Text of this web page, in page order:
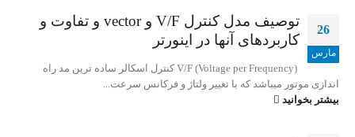
26
مارس
توصیف مدل کنترل V/F و vector و تفاوت و
کاربردهای آنها در اینورتر
(Voltage per Frequency) V/F کنترل اسکالر ساده ترین مد راه
اندازی موتور میباشد که با تغییر ولتاژ و فرکانس سرعت...
بیشتر بخوانید